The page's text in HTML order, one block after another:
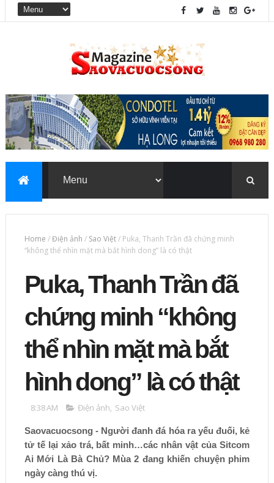
Home /Điện ảnh / Sao Việt/ Puka, Thanh Trần đã chứng minh
“không thể nhìn mặt mà bắt hình dong” là có thật
Puka, Thanh Trần đã
chứng minh “không
thể nhìn mặt mà bắt
hình dong” là có thật
8:38 AM Điện ảnh Sao Việt
Saovacuocsong - Người đanh đá hóa ra yếu đuối, kẻ
tử tế lại xảo trá, bất minh…các nhân vật của Sitcom
Ai Mới Là Bà Chủ? Mùa 2 đang khiến chuyện phim
ngày càng thú vị.